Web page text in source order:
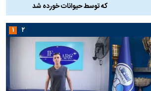
که توسط حیوانات خورده شد
۱ ۲